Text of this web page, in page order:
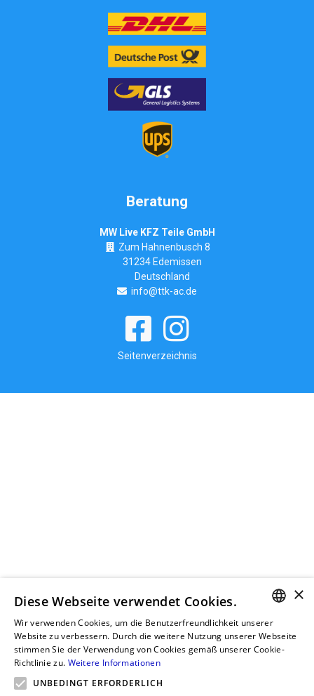
Beratung
MW Live KFZ Teile GmbH
Zum Hahnenbusch 8
31234 Edemissen
Deutschland
info@ttk-ac.de
Seitenverzeichnis
GERMAN
RUSSIAN
×
Diese Webseite verwendet Cookies.
Wir verwenden Cookies, um die Benutzerfreundlichkeit unserer
Website zu verbessern. Durch die weitere Nutzung unserer Webseite
stimmen Sie der Verwendung von Cookies gemäß unserer Cookie-
Richtlinie zu. Weitere Informationen
UNBEDINGT ERFORDERLICH